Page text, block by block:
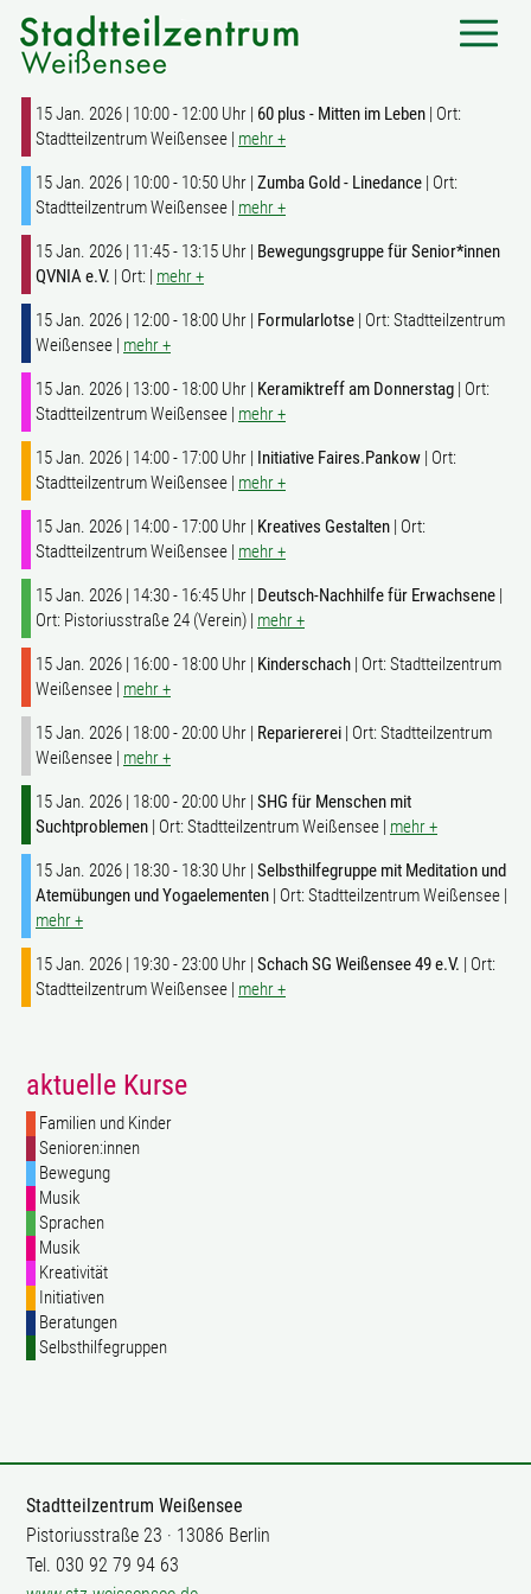
15 Jan. 2026 | 10:00 - 12:00 Uhr | 60 plus - Mitten im Leben | Ort:
Stadtteilzentrum Weißensee | mehr +
15 Jan. 2026 | 10:00 - 10:50 Uhr | Zumba Gold - Linedance | Ort:
Stadtteilzentrum Weißensee | mehr +
15 Jan. 2026 | 11:45 - 13:15 Uhr | Bewegungsgruppe für Senior*innen
QVNIA e.V. | Ort: | mehr +
15 Jan. 2026 | 12:00 - 18:00 Uhr | Formularlotse | Ort: Stadtteilzentrum
Weißensee | mehr +
15 Jan. 2026 | 13:00 - 18:00 Uhr | Keramiktreff am Donnerstag | Ort:
Stadtteilzentrum Weißensee | mehr +
15 Jan. 2026 | 14:00 - 17:00 Uhr | Initiative Faires.Pankow | Ort:
Stadtteilzentrum Weißensee | mehr +
15 Jan. 2026 | 14:00 - 17:00 Uhr | Kreatives Gestalten | Ort:
Stadtteilzentrum Weißensee | mehr +
15 Jan. 2026 | 14:30 - 16:45 Uhr | Deutsch-Nachhilfe für Erwachsene |
Ort: Pistoriusstraße 24 (Verein) | mehr +
15 Jan. 2026 | 16:00 - 18:00 Uhr | Kinderschach | Ort: Stadtteilzentrum
Weißensee | mehr +
15 Jan. 2026 | 18:00 - 20:00 Uhr | Repariererei | Ort: Stadtteilzentrum
Weißensee | mehr +
15 Jan. 2026 | 18:00 - 20:00 Uhr | SHG für Menschen mit
Suchtproblemen | Ort: Stadtteilzentrum Weißensee | mehr +
15 Jan. 2026 | 18:30 - 18:30 Uhr | Selbsthilfegruppe mit Meditation und
Atemübungen und Yogaelementen | Ort: Stadtteilzentrum Weißensee |
mehr +
15 Jan. 2026 | 19:30 - 23:00 Uhr | Schach SG Weißensee 49 e.V. | Ort:
Stadtteilzentrum Weißensee | mehr +
aktuelle Kurse
Familien und Kinder
Senioren:innen
Bewegung
Musik
Sprachen
Musik
Kreativität
Initiativen
Beratungen
Selbsthilfegruppen
Stadtteilzentrum Weißensee
Pistoriusstraße 23 · 13086 Berlin
Tel. 030 92 79 94 63